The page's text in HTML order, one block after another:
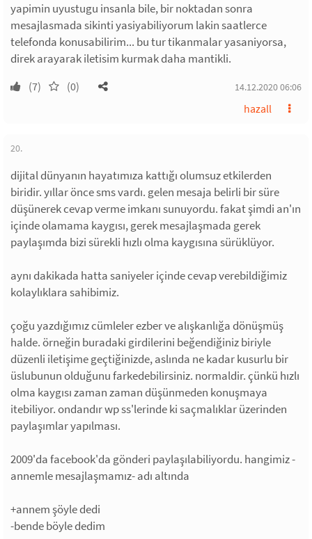
yapimin uyustugu insanla bile, bir noktadan sonra
mesajlasmada sikinti yasiyabiliyorum lakin saatlerce
telefonda konusabilirim... bu tur tikanmalar yasaniyorsa,
direk arayarak iletisim kurmak daha mantikli.
(7) (0) 14.12.2020 06:06
hazall
20.
dijital dünyanın hayatımıza kattığı olumsuz etkilerden
biridir. yıllar önce sms vardı. gelen mesaja belirli bir süre
düşünerek cevap verme imkanı sunuyordu. fakat şimdi an'ın
içinde olamama kaygısı, gerek mesajlaşmada gerek
paylaşımda bizi sürekli hızlı olma kaygısına sürüklüyor.
aynı dakikada hatta saniyeler içinde cevap verebildiğimiz
kolaylıklara sahibimiz.
çoğu yazdığımız cümleler ezber ve alışkanlığa dönüşmüş
halde. örneğin buradaki girdilerini beğendiğiniz biriyle
düzenli iletişime geçtiğinizde, aslında ne kadar kusurlu bir
üslubunun olduğunu farkedebilirsiniz. normaldir. çünkü hızlı
olma kaygısı zaman zaman düşünmeden konuşmaya
itebiliyor. ondandır wp ss'lerinde ki saçmalıklar üzerinden
paylaşımlar yapılması.
2009'da facebook'da gönderi paylaşılabiliyordu. hangimiz -
annemle mesajlaşmamız- adı altında
+annem şöyle dedi
-bende böyle dedim